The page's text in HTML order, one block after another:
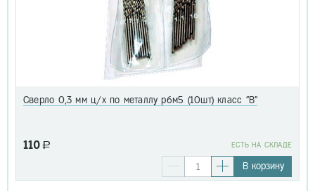
Сверло 0,3 мм ц/х по металлу р6м5 (10шт) класс "В"
110 a EСТЬ НА СКЛАДЕ
В корзину